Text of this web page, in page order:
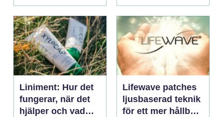
Liniment: Hur det
fungerar, när det
hjälper och vad
Lifewave patches
ljusbaserad teknik
för ett mer hållbart